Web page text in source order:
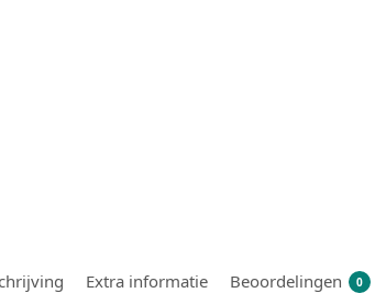
Extra informatie Beoordelingen 0